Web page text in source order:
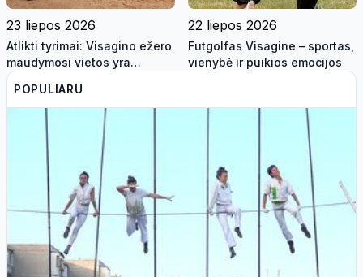
23 liepos 2026
Atlikti tyrimai: Visagino ežero
maudymosi vietos yra
saugios maudynėms
22 liepos 2026
Futgolfas Visagine – sportas,
vienybė ir puikios emocijos
POPULIARU